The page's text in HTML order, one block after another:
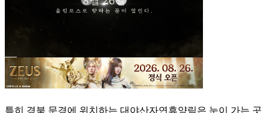
특히 경북 문경에 위치하는 대야산자연휴양림은 눈이 가는 곳